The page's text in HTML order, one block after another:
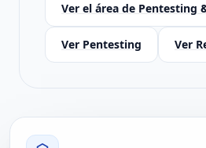
Ver el área de Pentesting
Ver Pentesting Ver